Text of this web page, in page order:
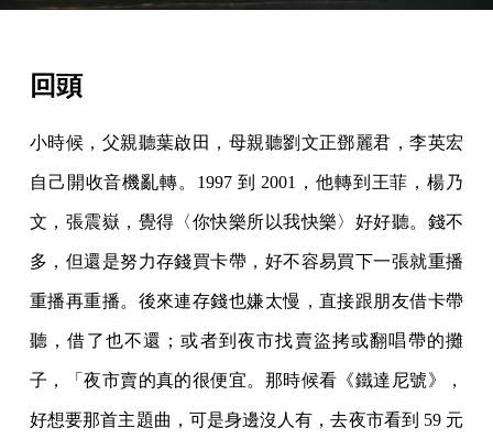
回頭
小時候，父親聽葉啟田，母親聽劉文正鄧麗君，李英宏
自己開收音機亂轉。1997 到 2001，他轉到王菲，楊乃
文，張震嶽，覺得〈你快樂所以我快樂〉好好聽。錢不
多，但還是努力存錢買卡帶，好不容易買下一張就重播
重播再重播。後來連存錢也嫌太慢，直接跟朋友借卡帶
聽，借了也不還；或者到夜市找賣盜拷或翻唱帶的攤
子，「夜市賣的真的很便宜。那時候看《鐵達尼號》，
好想要那首主題曲，可是身邊沒人有，去夜市看到 59 元